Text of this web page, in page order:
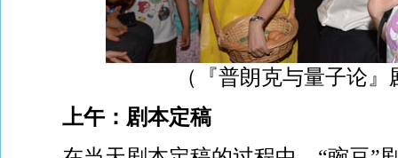
（『普朗克与量子论』
上午：剧本定稿